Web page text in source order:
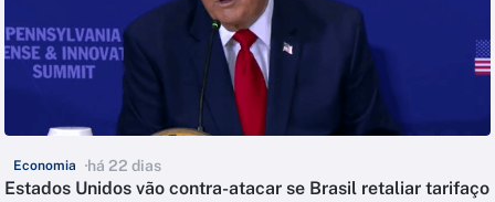
Economia há 22 dias
Estados Unidos vão contra-atacar se Brasil retaliar tarifaço